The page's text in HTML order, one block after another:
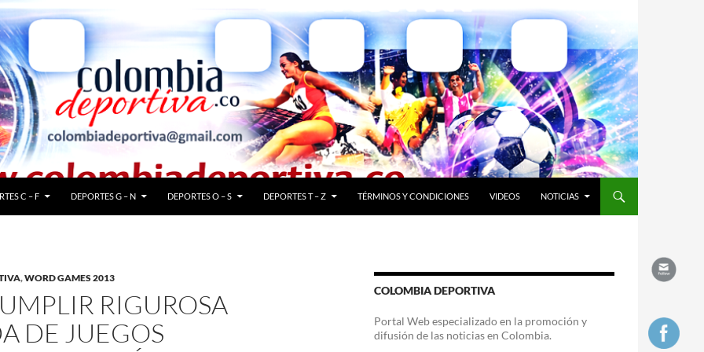
C – F DEPORTES G – N DEPORTES O – S DEPORTES T – Z TÉRMINOS Y CONDICIONES VIDEOS NOTICIAS
,WORD GAMES 2013
RIGUROSA
DE JUEGOS
COLOMBIA DEPORTIVA
Portal Web especializado en la promoción y
difusión de las noticias en Colombia.